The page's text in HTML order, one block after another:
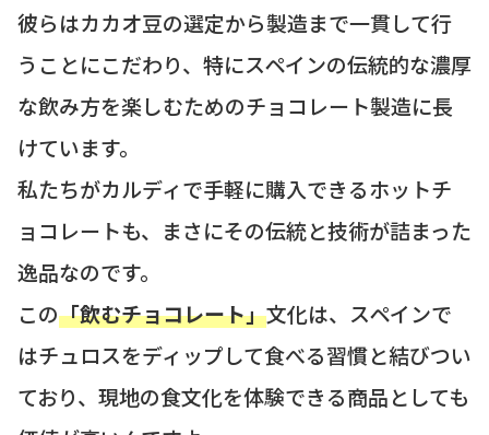
彼らはカカオ豆の選定から製造まで一貫して行
うことにこだわり、特にスペインの伝統的な濃厚
な飲み方を楽しむためのチョコレート製造に長
けています。
私たちがカルディで手軽に購入できるホットチ
ョコレートも、まさにその伝統と技術が詰まった
逸品なのです。
この「飲むチョコレート」文化は、スペインで
はチュロスをディップして食べる習慣と結びつい
ており、現地の食文化を体験できる商品としても